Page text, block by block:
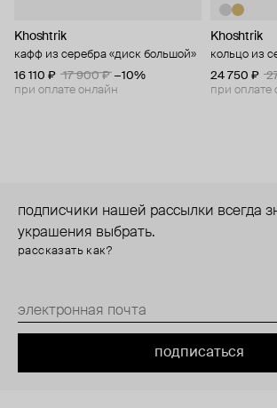
Khoshtrik
кафф из серебра «диск большой»
16 110 ₽
17 900 ₽ −10%
при оплате онлайн
Khoshtrik
кольцо из
24 750 ₽
при оплате
подписчики нашей рассылки всегда
украшения выбрать.
рассказать как?
подписаться